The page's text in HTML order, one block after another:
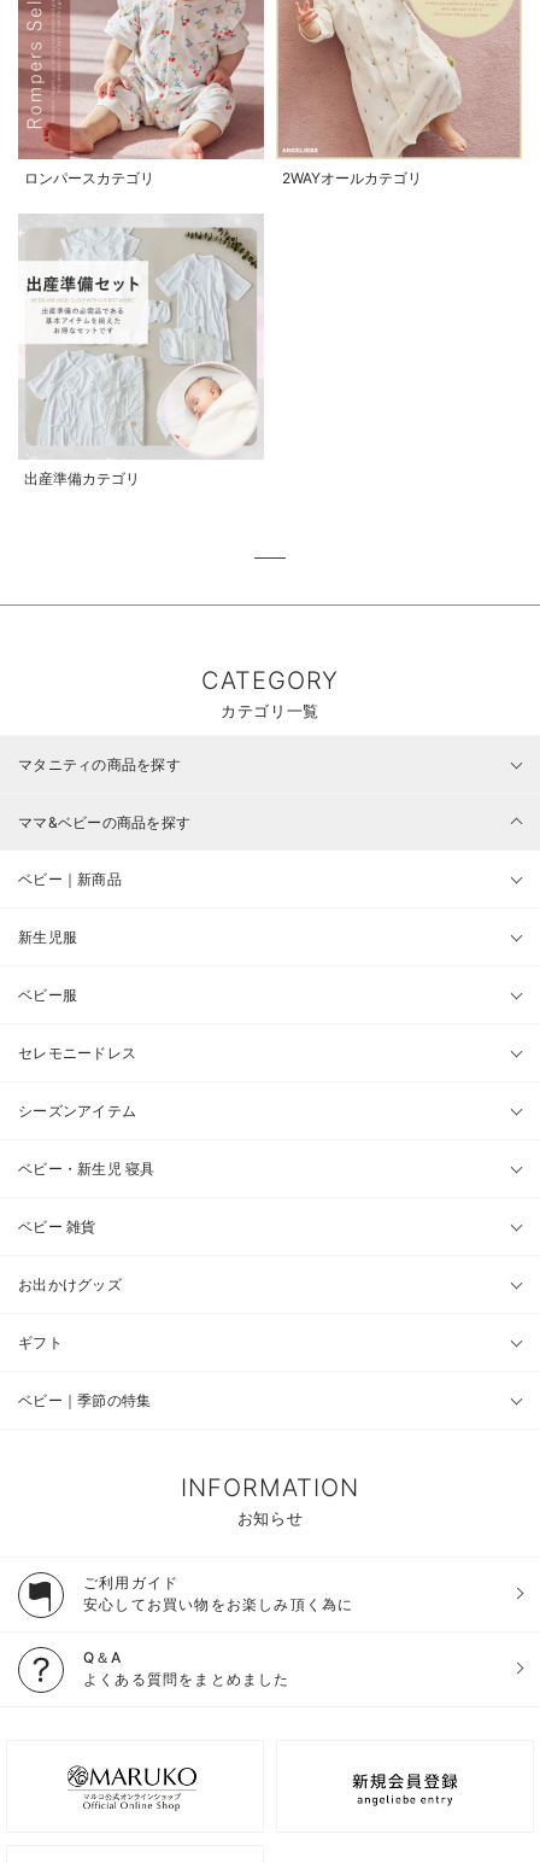
ロンパースカテゴリ 2WAYオールカテゴリ
出産準備カテゴリ
CATEGORY
カテゴリ一覧
マタニティの商品を探す
ママ&ベビーの商品を探す
ベビー｜新商品
新生児服
ベビー服
セレモニードレス
シーズンアイテム
ベビー・新生児 寝具
ベビー 雑貨
お出かけグッズ
ギフト
ベビー｜季節の特集
INFORMATION
お知らせ
ご利用ガイド
安心してお買い物をお楽しみ頂く為に
Q＆A
よくある質問をまとめました